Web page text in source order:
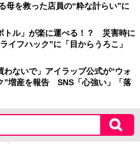
を救った店員の“粋な計らい”に
トル」が楽に運べる！？ 災害時に
イフハック”に「目からうろこ」
わないで」アイラップ公式が“ウォ
”増産を報告 SNS「心強い」「落